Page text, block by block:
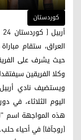
کوردستان
العراق، ستقام
حيث يشرف على
وكلا الفريقين
ويستضيف نادي
اليوم الثلاثاء، في
هذه المواجهة اسم
(روجآفا) في أحياء حلب.